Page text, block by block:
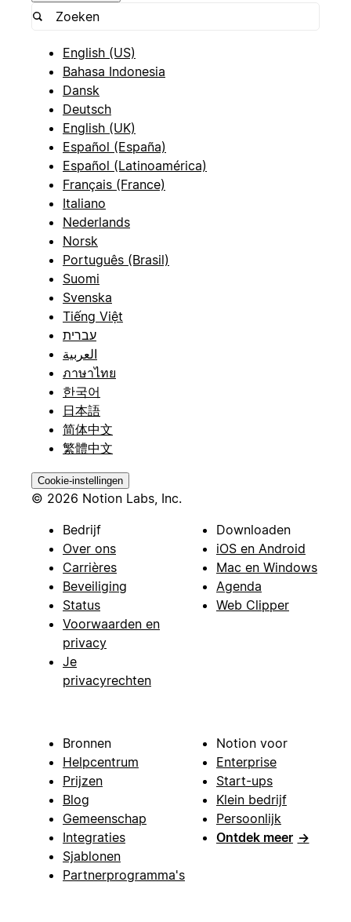
English (US)
Bahasa Indonesia
Dansk
Deutsch
English (UK)
Español (España)
Español (Latinoamérica)
Français (France)
Italiano
Nederlands
Norsk
Português (Brasil)
Suomi
Svenska
Tiếng Việt
עברית
العربية
ภาษาไทย
한국어
日本語
简体中文
繁體中文
Cookie-instellingen
© 2026 Notion Labs, Inc.
Bedrijf
Over ons
Carrières
Beveiliging
Status
Voorwaarden en
privacy
Je
privacyrechten
Downloaden
iOS en Android
Mac en Windows
Agenda
Web Clipper
Bronnen
Helpcentrum
Prijzen
Blog
Gemeenschap
Integraties
Sjablonen
Partnerprogramma's
Notion voor
Enterprise
Start-ups
Klein bedrijf
Persoonlijk
Ontdek meer →